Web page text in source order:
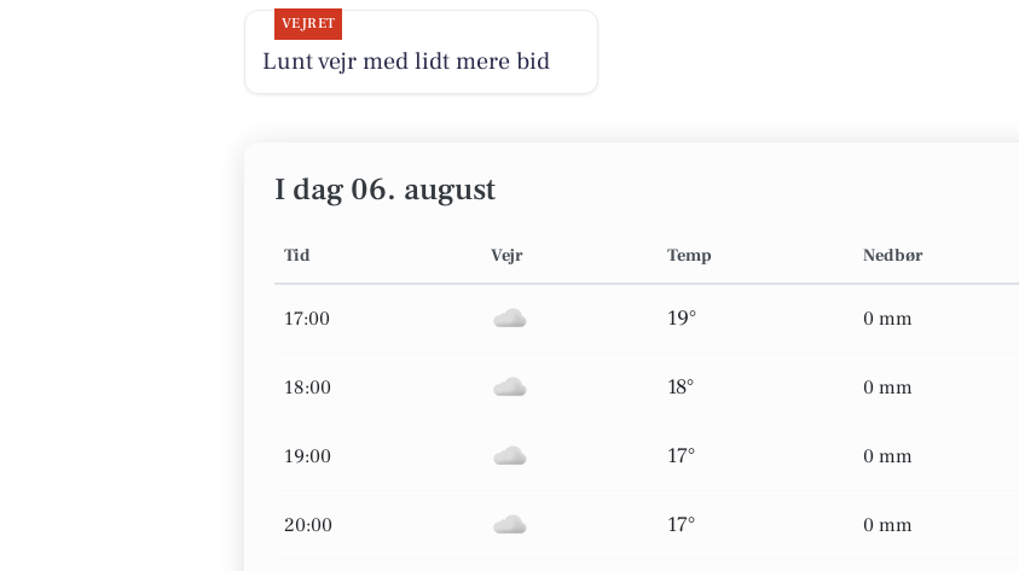
VEJRET
Lunt vejr med lidt mere bid
I dag 06. august
Tid Vejr Temp Nedbør
17:00 19° 0 mm
18:00 18° 0 mm
19:00 17° 0 mm
20:00 17° 0 mm